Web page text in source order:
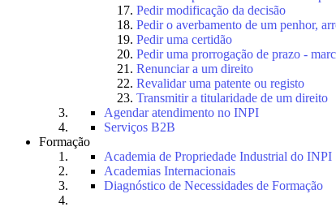
Pedir modificação da decisão
Pedir o averbamento de um penhor,
Pedir uma certidão
Pedir uma prorrogação de prazo -
Renunciar a um direito
Revalidar uma patente ou registo
Transmitir a titularidade de um direito
Agendar atendimento no INPI
Serviços B2B
Formação
Academia de Propriedade Industrial do INPI
Academias Internacionais
Diagnóstico de Necessidades de Formação